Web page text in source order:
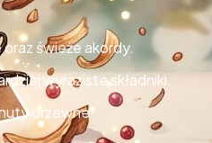
świeże akordy.
wyraziste składniki.
drzewne.